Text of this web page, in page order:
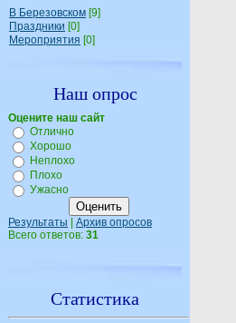
В Березовском [9]
Праздники [0]
Мероприятия [0]
Наш опрос
Оцените наш сайт
Отлично
Хорошо
Неплохо
Плохо
Ужасно
Результаты
Архив опросов
Всего ответов: 31
Статистика